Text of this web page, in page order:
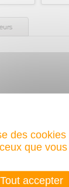
mais en
des
que
Tout accepter